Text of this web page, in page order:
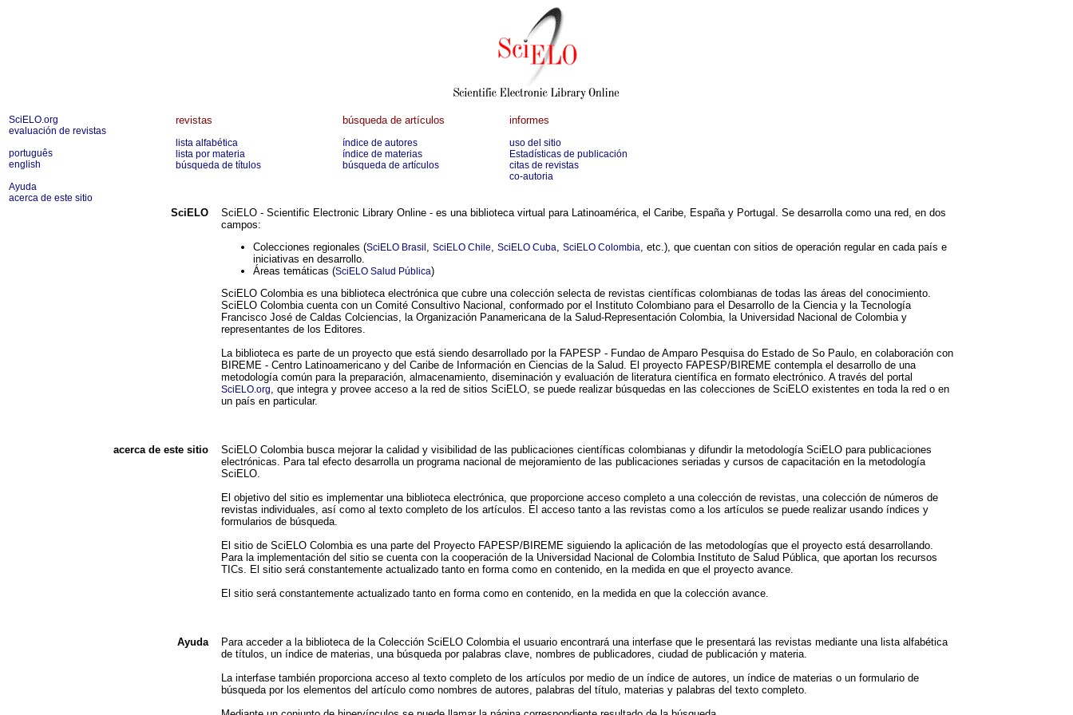
SciELO.org
evaluación de revistas
português
english
Ayuda
acerca de este sitio
revistas
lista alfabética
lista por materia
búsqueda de títulos
búsqueda de artículos
índice de autores
índice de materias
búsqueda de artículos
informes
uso del sitio
Estadísticas de publicación
citas de revistas
co-autoria
SciELO
SciELO - Scientific Electronic Library Online - es una biblioteca virtual para Latinoamérica, el Caribe, España y Portugal. Se desarrolla como una red, en dos
campos:
Colecciones regionales (SciELO Brasil , SciELO Chile, SciELO Cuba, SciELO Colombia, etc.), que cuentan con sitios de operación regular en cada país e
iniciativas en desarrollo.
Áreas temáticas (SciELO Salud Pública)
SciELO Colombia es una biblioteca electrónica que cubre una colección selecta de revistas científicas colombianas de todas las áreas del conocimiento.
SciELO Colombia cuenta con un Comité Consultivo Nacional, conformado por el Instituto Colombiano para el Desarrollo de la Ciencia y la Tecnología
Francisco José de Caldas Colciencias, la Organización Panamericana de la Salud-Representación Colombia, la Universidad Nacional de Colombia y
representantes de los Editores.
La biblioteca es parte de un proyecto que está siendo desarrollado por la FAPESP - Fundao de Amparo Pesquisa do Estado de So Paulo, en colaboración con
BIREME - Centro Latinoamericano y del Caribe de Información en Ciencias de la Salud. El proyecto FAPESP/BIREME contempla el desarrollo de una
metodología común para la preparación, almacenamiento, diseminación y evaluación de literatura científica en formato electrónico. A través del portal
SciELO.org, que integra y provee acceso a la red de sitios SciELO, se puede realizar búsquedas en las colecciones de SciELO existentes en toda la red o en
un país en particular.
acerca de este sitio
SciELO Colombia busca mejorar la calidad y visibilidad de las publicaciones científicas colombianas y difundir la metodología SciELO para publicaciones
electrónicas. Para tal efecto desarrolla un programa nacional de mejoramiento de las publicaciones seriadas y cursos de capacitación en la metodología
SciELO.
El objetivo del sitio es implementar una biblioteca electrónica, que proporcione acceso completo a una colección de revistas, una colección de números de
revistas individuales, así como al texto completo de los artículos. El acceso tanto a las revistas como a los artículos se puede realizar usando índices y
formularios de búsqueda.
El sitio de SciELO Colombia es una parte del Proyecto FAPESP/BIREME siguiendo la aplicación de las metodologías que el proyecto está desarrollando.
Para la implementación del sitio se cuenta con la cooperación de la Universidad Nacional de Colombia Instituto de Salud Pública, que aportan los recursos
TICs. El sitio será constantemente actualizado tanto en forma como en contenido, en la medida en que el proyecto avance.
El sitio será constantemente actualizado tanto en forma como en contenido, en la medida en que la colección avance.
Ayuda
Para acceder a la biblioteca de la Colección SciELO Colombia el usuario encontrará una interfase que le presentará las revistas mediante una lista alfabética
de títulos, un índice de materias, una búsqueda por palabras clave, nombres de publicadores, ciudad de publicación y materia.
La interfase también proporciona acceso al texto completo de los artículos por medio de un índice de autores, un índice de materias o un formulario de
búsqueda por los elementos del artículo como nombres de autores, palabras del título, materias y palabras del texto completo.